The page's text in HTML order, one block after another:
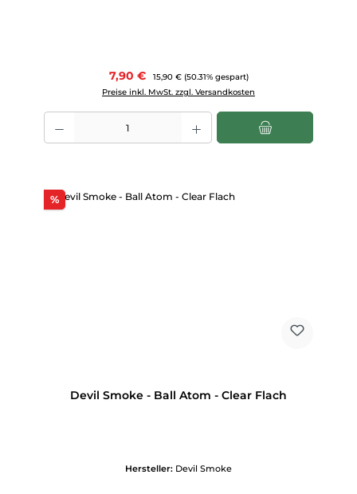
Verkaufspreis:
7,90 € Regulärer Preis:
15,90 € (50.31% gespart)
Preise inkl. MwSt. zzgl. Versandkosten
Produkt Anzahl: Gib den gewünschten Wert ein oder benutze die
%Rabatt
Devil Smoke - Ball Atom - Clear Flach
Hersteller: Devil Smoke